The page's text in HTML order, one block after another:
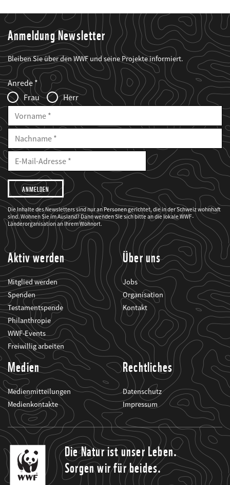
Anmeldung Newsletter
Bleiben Sie über den WWF und seine Projekte informiert.
Web2Case
Infofelder
Fieldset
anrede_name
Anrede
Frau
Herr
Vorname
Nachname
E-
Mailadresse
E-
Adresse
Ich
möchte,
dass
der
WWF
mich
über
seine
Projekte
informiert.
Die Inhalte des Newsletters sind nur an Personen gerichtet, die in der Schweiz wohnhaft
sind. Wohnen Sie im Ausland? Dann wenden Sie sich bitte an die lokale WWF-
Länderorganisation an Ihrem Wohnort.
Aktiv werden
Mitglied werden
Spenden
Testamentspende
Philanthropie
WWF-Events
Freiwillig arbeiten
Über uns
Jobs
Organisation
Kontakt
Medien
Medienmitteilungen
Medienkontakte
Rechtliches
Datenschutz
Impressum
Die Natur ist unser Leben.
Sorgen wir für beides.